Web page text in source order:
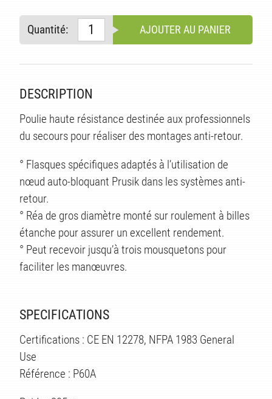
Quantité: AJOUTER AU PANIER
DESCRIPTION
Poulie haute résistance destinée aux professionnels
du secours pour réaliser des montages anti-retour.
° Flasques spécifiques adaptés à l’utilisation de
nœud auto-bloquant Prusik dans les systèmes anti-
retour.
° Réa de gros diamètre monté sur roulement à billes
étanche pour assurer un excellent rendement.
° Peut recevoir jusqu’à trois mousquetons pour
faciliter les manœuvres.
SPECIFICATIONS
Certifications : CE EN 12278, NFPA 1983 General
Use
Référence : P60A